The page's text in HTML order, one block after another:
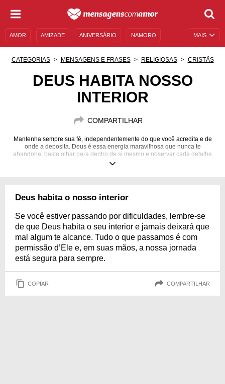
MAIS
AMOR AMIZADE ANIVERSÁRIO NAMORO
MENSAGENS DE ANIVERSÁRIO
CATEGORIAS MENSAGENS E FRASES RELIGIOSAS CRISTÃS
DEUS HABITA NOSSO
INTERIOR
COMPARTILHAR
Mantenha sempre sua fé, independentemente do que você acredita e de
onde a deposita. Deus é essa energia maravilhosa que nunca te
abandona, basta olhar para dentro de si mesmo e observar cada detalhe
da sua vida. Certamente você encontrar o Senhor!
Deus habita o nosso interior
Se você estiver passando por dificuldades, lembre-se
de que Deus habita o seu interior e jamais deixará que
mal algum te alcance. Tudo o que passamos é com
permissão d’Ele e, em suas mãos, a nossa jornada
está segura para sempre.
COPIAR COMPARTILHAR